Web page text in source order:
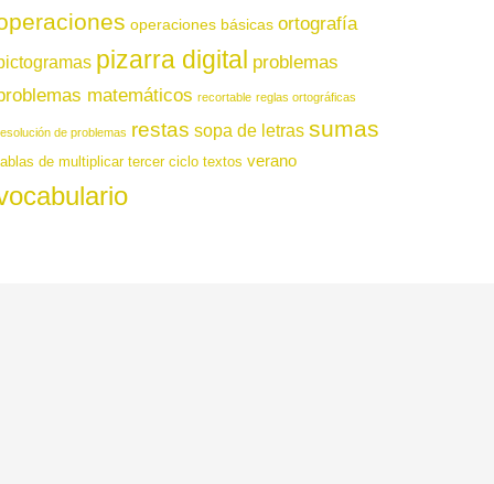
operaciones básicas ortografía
pizarra digital problemas
matemáticos recortable reglas ortográficas
de problemas restas sopa de letras sumas
de multiplicar tercer ciclo textos verano